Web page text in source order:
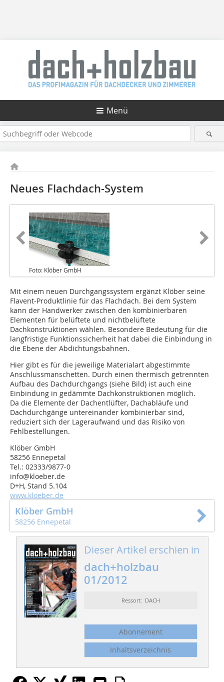
Menü
Neues Flachdach-System
Foto: Klöber GmbH
Mit einem neuen Durchgangssystem ergänzt Klöber seine
Flavent-Produktlinie für das Flachdach. Bei dem System
kann der Handwerker zwischen den kombinierbaren
Elementen für belüftete und nichtbelüftete
Dachkonstruktionen wählen. Besondere Bedeutung für die
langfristige Funktionssicherheit hat dabei die Einbindung in
die Ebene der Abdichtungsbahnen.
Hier gibt es für die jeweilige Materialart abgestimmte
Anschlussmanschetten. Durch einen thermisch getrennten
Aufbau des Dachdurchgangs (siehe Bild) ist auch eine
Einbindung in gedämmte Dachkonstruktionen möglich.
Da die Elemente der Dachentlüfter, Dachabläufe und
Dachdurchgänge untereinander kombinierbar sind,
reduziert sich der Lageraufwand und das Risiko von
Fehlbestellungen.
Klöber GmbH
58256 Ennepetal
Tel.: 02333/9877-0
info@kloeber.de
D+H, Stand 5.104
www.kloeber.de
Klöber GmbH
58256 Ennepetal
Dieser Artikel erschien in
dach+holzbau
01/2012
Ressort: DACH
Abonnement
Inhaltsverzeichnis